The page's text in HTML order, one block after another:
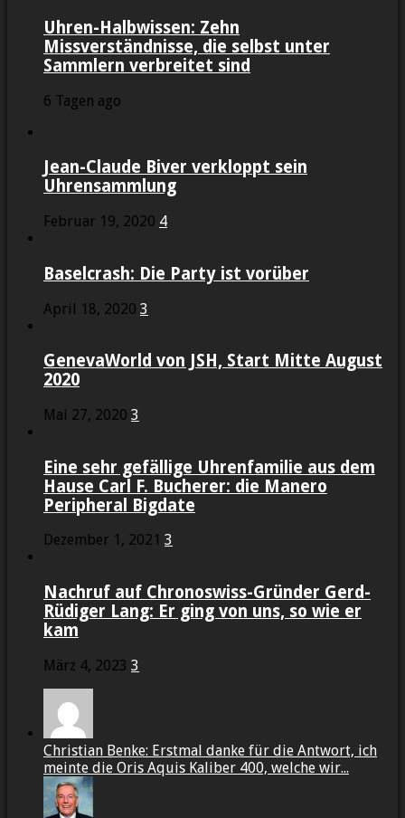
Uhren-Halbwissen: Zehn
Missverständnisse, die selbst unter
Sammlern verbreitet sind
6 Tagen ago
Jean-Claude Biver verkloppt sein
Uhrensammlung
Februar 19, 2020 4
Baselcrash: Die Party ist vorüber
April 18, 2020 3
GenevaWorld von JSH, Start Mitte August
2020
Mai 27, 2020 3
Eine sehr gefällige Uhrenfamilie aus dem
Hause Carl F. Bucherer: die Manero
Peripheral Bigdate
Dezember 1, 2021 3
Nachruf auf Chronoswiss-Gründer Gerd-
Rüdiger Lang: Er ging von uns, so wie er
kam
März 4, 2023 3
Christian Benke: Erstmal danke für die Antwort, ich
meinte die Oris Aquis Kaliber 400, welche wir...